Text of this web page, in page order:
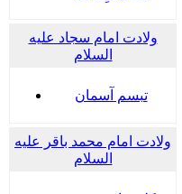
ولادت امام سجاد علیه
السلام
تبسم آسمان
ولادت امام محمد باقر علیه
السلام